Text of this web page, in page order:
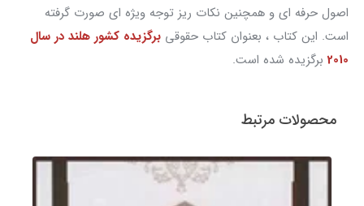
اصول حرفه ای و همچنین نکات ریز توجه ویژه ای صورت گرفته
است. این کتاب ، بعنوان کتاب حقوقی برگزیده کشور هلند در سال
2010برگزیده شده است.
محصولات مرتبط